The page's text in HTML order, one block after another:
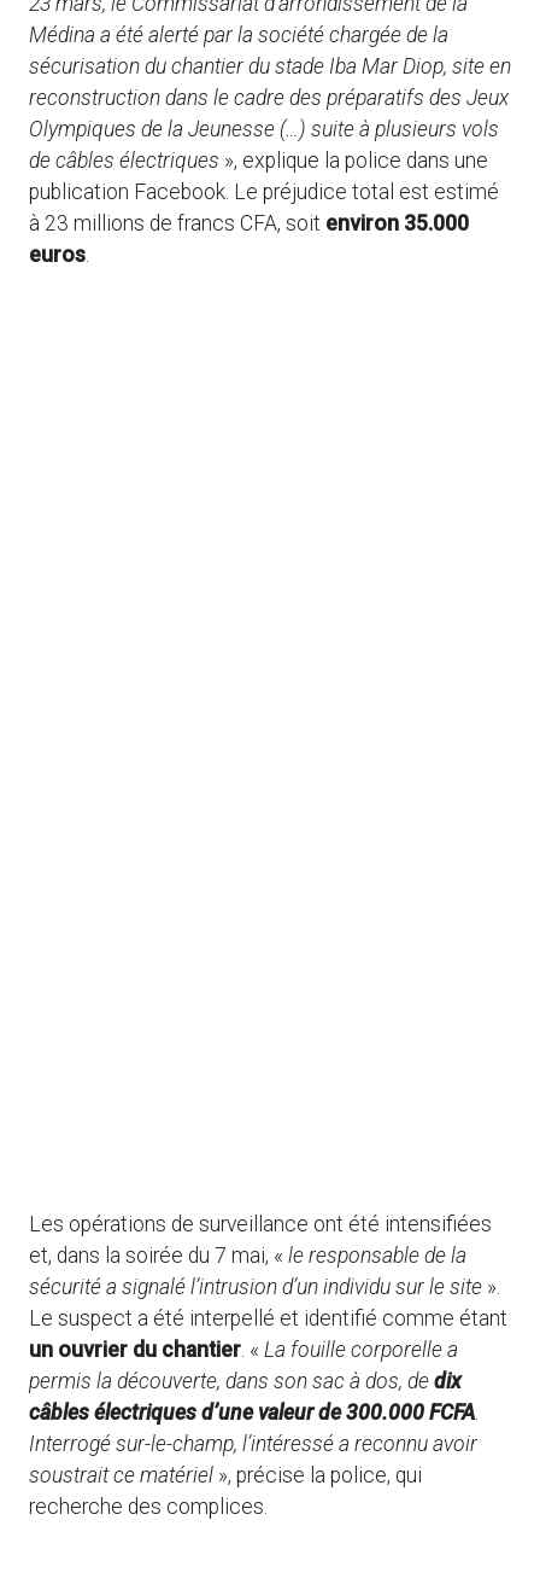
Médina a été alerté par la société chargée de la
sécurisation du chantier du stade Iba Mar Diop, site en
reconstruction dans le cadre des préparatifs des Jeux
Olympiques de la Jeunesse (…) suite à plusieurs vols
de câbles électriques », explique la police dans une
publication Facebook. Le préjudice total est estimé
à 23 millions de francs CFA, soit environ 35.000
euros.
Les opérations de surveillance ont été intensifiées
et, dans la soirée du 7 mai, « le responsable de la
sécurité a signalé l’intrusion d’un individu sur le site ».
Le suspect a été interpellé et identifié comme étant
un ouvrier du chantier . « La fouille corporelle a
permis la découverte, dans son sac à dos, de dix
câbles électriques d’une valeur de 300.000 FCFA
Interrogé sur-le-champ, l’intéressé a reconnu avoir
soustrait ce matériel », précise la police, qui
recherche des complices.